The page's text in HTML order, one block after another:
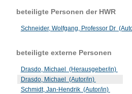
beteiligte Personen der HWR
Schneider, Wolfgang, Professor Dr
beteiligte externe Personen
Drasdo, Michael (Herausgeber/in)
Drasdo, Michael (Autor/in)
Schmidt, Jan-Hendrik (Autor/in)